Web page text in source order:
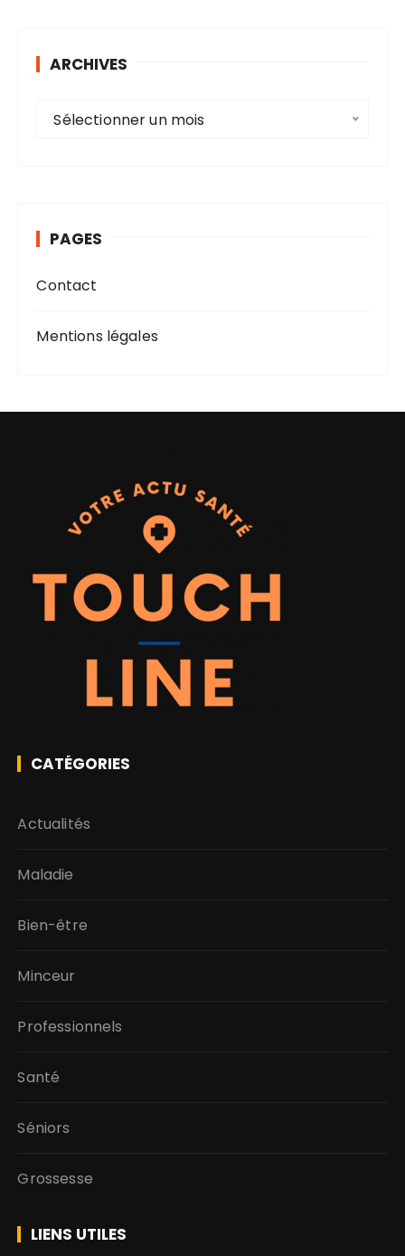
ARCHIVES
e
Sélectionner un mois
PAGES
Contact
Mentions légales
CATÉGORIES
Actualités
Maladie
Bien-être
Minceur
Professionnels
Santé
Séniors
Grossesse
LIENS UTILES